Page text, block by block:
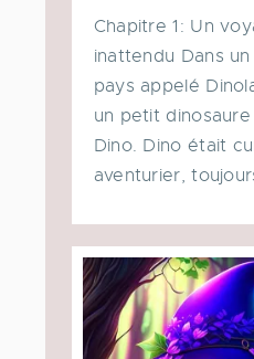
Chapitre 1: Un
inattendu Dans
pays appelé
un petit
Dino. Dino était
aventurier,